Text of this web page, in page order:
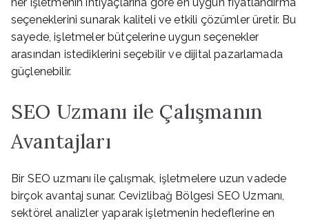
her işletmenin ihtiyaçlarına göre en uygun fiyatlandırma
seçeneklerini sunarak kaliteli ve etkili çözümler üretir. Bu
sayede, işletmeler bütçelerine uygun seçenekler
arasından istediklerini seçebilir ve dijital pazarlamada
güçlenebilir.
SEO Uzmanı ile Çalışmanın
Avantajları
Bir SEO uzmanı ile çalışmak, işletmelere uzun vadede
birçok avantaj sunar. Cevizlibağ Bölgesi SEO Uzmanı,
sektörel analizler yaparak işletmenin hedeflerine en